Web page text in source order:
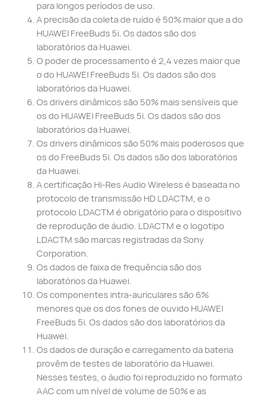
para longos períodos de uso.
A precisão da coleta de ruído é 50% maior que a do
HUAWEI FreeBuds 5i. Os dados são dos
laboratórios da Huawei.
O poder de processamento é 2,4 vezes maior que
o do HUAWEI FreeBuds 5i. Os dados são dos
laboratórios da Huawei.
Os drivers dinâmicos são 50% mais sensíveis que
os do HUAWEI FreeBuds 5i. Os dados são dos
laboratórios da Huawei.
Os drivers dinâmicos são 50% mais poderosos que
os do FreeBuds 5i. Os dados são dos laboratórios
da Huawei.
A certificação Hi-Res Audio Wireless é baseada no
protocolo de transmissão HD LDACTM, e o
protocolo LDACTM é obrigatório para o dispositivo
de reprodução de áudio. LDACTM e o logotipo
LDACTM são marcas registradas da Sony
Corporation.
Os dados de faixa de frequência são dos
laboratórios da Huawei.
Os componentes intra-auriculares são 6%
menores que os dos fones de ouvido HUAWEI
FreeBuds 5i. Os dados são dos laboratórios da
Huawei.
Os dados de duração e carregamento da bateria
provêm de testes de laboratório da Huawei.
Nesses testes, o áudio foi reproduzido no formato
AAC com um nível de volume de 50% e as